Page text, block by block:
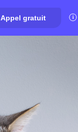
Appel gratuit